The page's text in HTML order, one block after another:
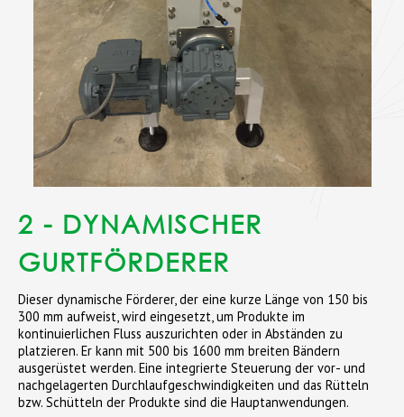
2 - DYNAMISCHER
GURTFÖRDERER
Dieser dynamische Förderer, der eine kurze Länge von 150 bis
300 mm aufweist, wird eingesetzt, um Produkte im
kontinuierlichen Fluss auszurichten oder in Abständen zu
platzieren. Er kann mit 500 bis 1600 mm breiten Bändern
ausgerüstet werden. Eine integrierte Steuerung der vor- und
nachgelagerten Durchlaufgeschwindigkeiten und das Rütteln
bzw. Schütteln der Produkte sind die Hauptanwendungen.